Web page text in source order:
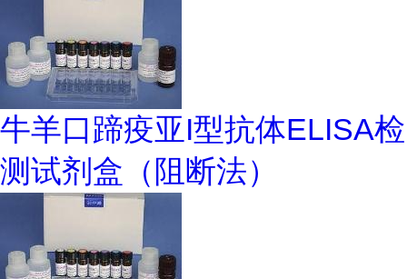
牛羊口蹄疫亚I型抗体ELISA检
测试剂盒（阻断法）